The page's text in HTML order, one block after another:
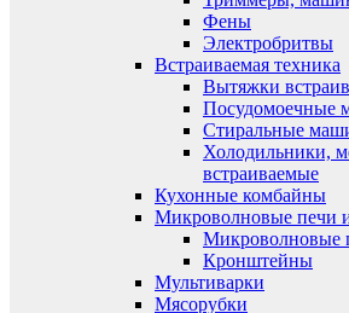
Фены
Электробритвы
Встраиваемая техника
Вытяжки
Посудомоечные
Стиральные
Холодильники,
встраиваемые
Кухонные комбайны
Микроволновые печи
Микроволновые
Кронштейны
Мультиварки
Мясорубки